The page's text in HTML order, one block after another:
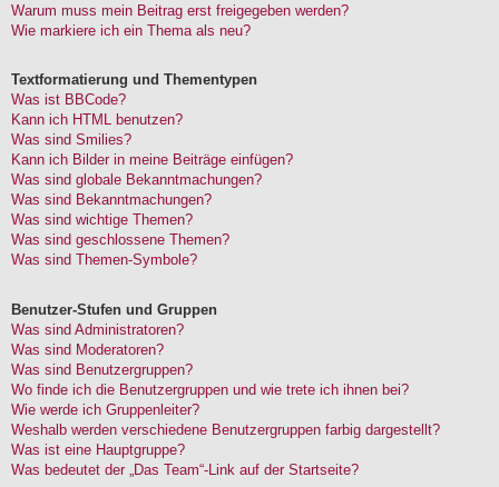
Warum muss mein Beitrag erst freigegeben werden?
Wie markiere ich ein Thema als neu?
Textformatierung und Thementypen
Was ist BBCode?
Kann ich HTML benutzen?
Was sind Smilies?
Kann ich Bilder in meine Beiträge einfügen?
Was sind globale Bekanntmachungen?
Was sind Bekanntmachungen?
Was sind wichtige Themen?
Was sind geschlossene Themen?
Was sind Themen-Symbole?
Benutzer-Stufen und Gruppen
Was sind Administratoren?
Was sind Moderatoren?
Was sind Benutzergruppen?
Wo finde ich die Benutzergruppen und wie trete ich ihnen bei?
Wie werde ich Gruppenleiter?
Weshalb werden verschiedene Benutzergruppen farbig dargestellt?
Was ist eine Hauptgruppe?
Was bedeutet der „Das Team“-Link auf der Startseite?